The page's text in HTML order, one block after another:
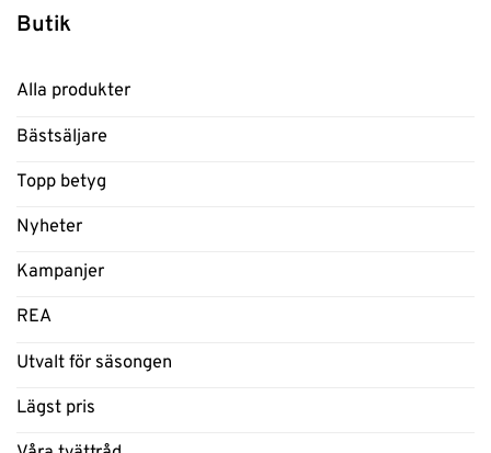
Butik
Alla produkter
Bästsäljare
Topp betyg
Nyheter
Kampanjer
REA
Utvalt för säsongen
Lägst pris